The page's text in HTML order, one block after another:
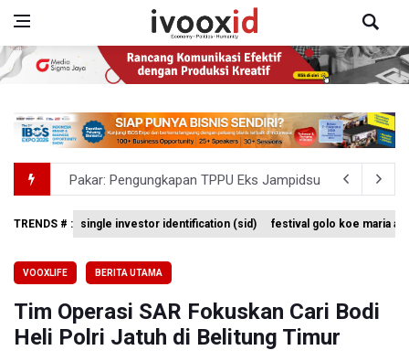
Pakar: Pengungkapan TPPU Eks Jampidsus Febrie
Tim 9 Kejagung Periksa Febrie Adransayah sebagai
SEA V Cup 2026: Timnas Voli Putri Indonesia Kalah 0-3
Xabi Alonso Sebut Dukungan Penggemar Chelsea
TRENDS # : single investor identification (sid) festival golo koe maria
VOOXLIFE BERITA UTAMA
Tim Operasi SAR Fokuskan Cari Bodi
Heli Polri Jatuh di Belitung Timur